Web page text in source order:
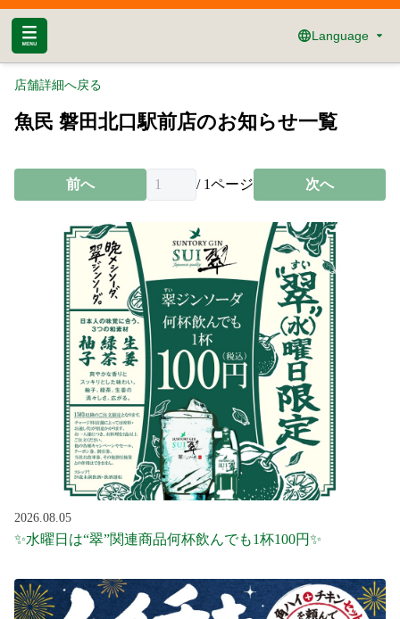
Language
店舗詳細へ戻る
魚民 磐田北口駅前店のお知らせ一覧
前へ / 1ページ 次へ
2026.08.05
✨水曜日は“翠”関連商品何杯飲んでも1杯100円✨